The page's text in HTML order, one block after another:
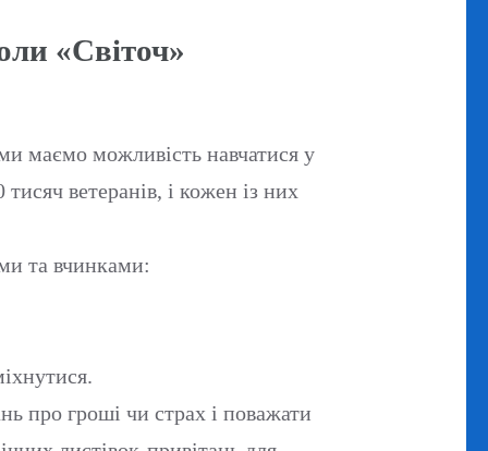
«Світоч»
маємо можливість навчатися у
ветеранів, і кожен із них
та вчинками:
про гроші чи страх і поважати